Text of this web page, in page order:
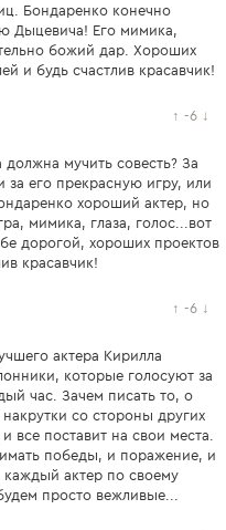
Бондаренко конечно
Дыцевича! Его мимика,
божий дар. Хороших
и будь счастлив красавчик!
↑ -6 ↓
мучить совесть? За
за его прекрасную игру, или
хороший актер, но
мимика, глаза, голос...вот
дорогой, хороших проектов
красавчик!
↑ -6 ↓
актера Кирилла
которые голосуют за
час. Зачем писать то, о
со стороны других
все поставит на свои места.
победы, и поражение, и
актер по своему
просто вежливые...